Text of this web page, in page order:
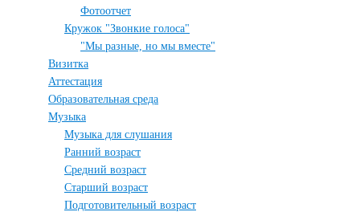
Фотоотчет
Кружок "Звонкие голоса"
"Мы разные, но мы вместе"
Визитка
Аттестация
Образовательная среда
Музыка
Музыка для слушания
Ранний возраст
Средний возраст
Старший возраст
Подготовительный возраст